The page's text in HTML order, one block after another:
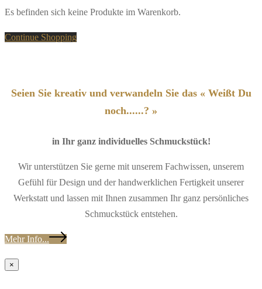
Es befinden sich keine Produkte im Warenkorb.
Continue Shopping
Seien Sie kreativ und verwandeln Sie das « Weißt Du
noch......? »
in Ihr ganz individuelles Schmuckstück!
Wir unterstützen Sie gerne mit unserem Fachwissen, unserem
Gefühl für Design und der handwerklichen Fertigkeit unserer
Werkstatt und lassen mit Ihnen zusammen Ihr ganz persönliches
Schmuckstück entstehen.
Mehr Info...
×